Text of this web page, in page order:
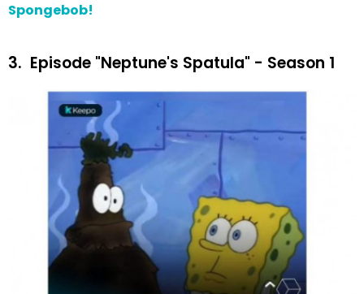
Spongebob!
3. Episode "Neptune's Spatula" - Season 1